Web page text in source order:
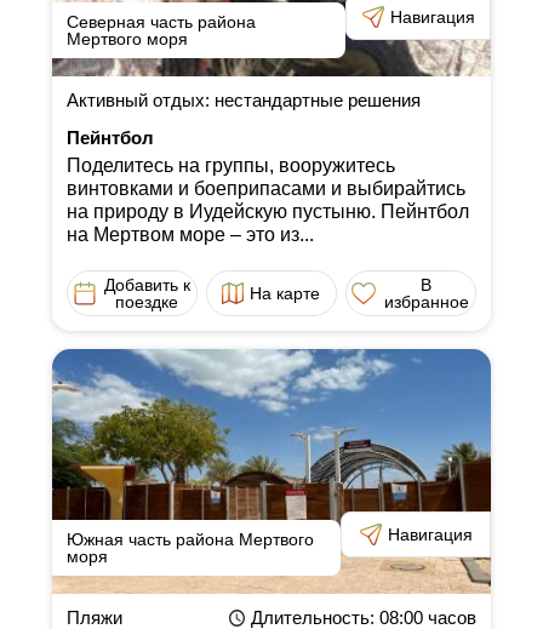
Северная часть района
Мертвого моря
Навигация
Активный отдых: нестандартные решения
Пейнтбол
Поделитесь на группы, вооружитесь
винтовками и боеприпасами и выбирайтись
на природу в Иудейскую пустыню. Пейнтбол
на Мертвом море ‒ это из...
Добавить к
поездке
На карте
В
избранное
Южная часть района Мертвого
моря
Навигация
Пляжи Длительность: 08:00часов